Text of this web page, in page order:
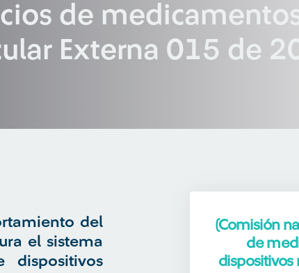
de
Externa 015 de
del
el sistema
(Comisión
de
dispositivos